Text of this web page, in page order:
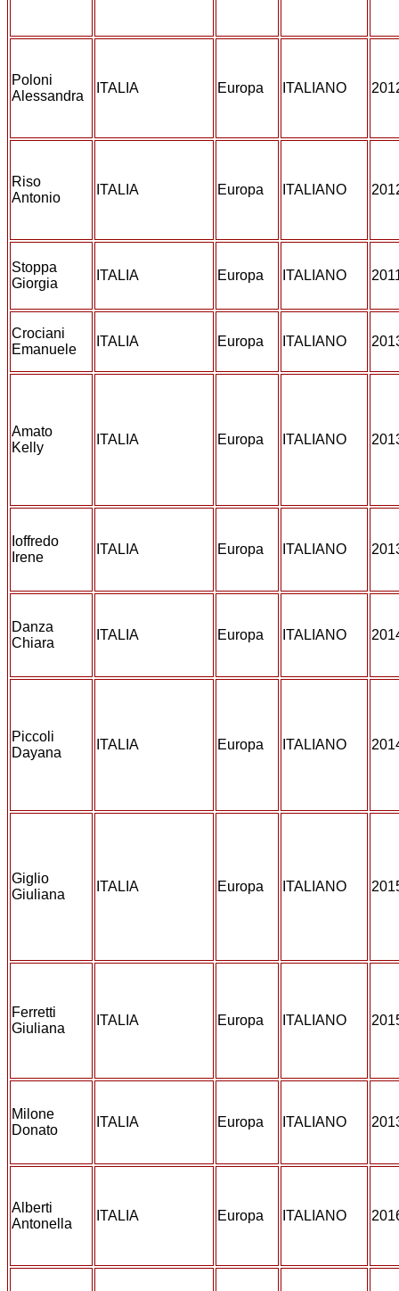
Poloni
Alessandra
ITALIA Europa ITALIANO
Riso
Antonio
ITALIA Europa ITALIANO
Stoppa
Giorgia
ITALIA Europa ITALIANO
Crociani
Emanuele
ITALIA Europa ITALIANO
Amato
Kelly
ITALIA Europa ITALIANO
Ioffredo
Irene
ITALIA Europa ITALIANO
Danza
Chiara
ITALIA Europa ITALIANO
Piccoli
Dayana
ITALIA Europa ITALIANO
Giglio
Giuliana
ITALIA Europa ITALIANO
Ferretti
Giuliana
ITALIA Europa ITALIANO
Milone
Donato
ITALIA Europa ITALIANO
Alberti
Antonella
ITALIA Europa ITALIANO